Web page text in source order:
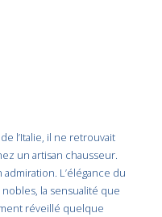
l’Italie, il ne retrouvait
un artisan chausseur.
L’élégance du
la sensualité que
réveillé quelque